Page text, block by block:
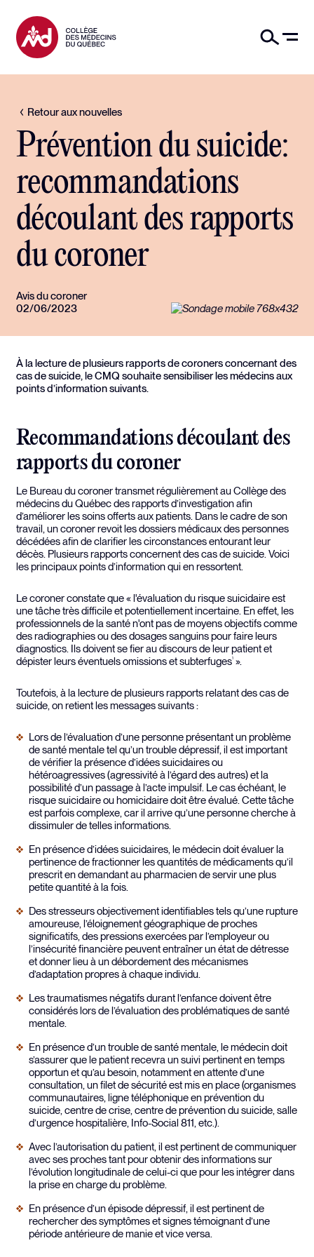
Retour aux nouvelles
Prévention du suicide:
recommandations
découlant des rapports
du coroner
Avis du coroner
02/06/2023
À la lecture de plusieurs rapports de coroners concernant des
cas de suicide, le CMQ souhaite sensibiliser les médecins aux
points d’information suivants.
Recommandations découlant des
rapports du coroner
Le Bureau du coroner transmet régulièrement au Collège des
médecins du Québec des rapports d’investigation afin
d’améliorer les soins offerts aux patients. Dans le cadre de son
travail, un coroner revoit les dossiers médicaux des personnes
décédées afin de clarifier les circonstances entourant leur
décès. Plusieurs rapports concernent des cas de suicide. Voici
les principaux points d’information qui en ressortent.
Le coroner constate que « l'évaluation du risque suicidaire est
une tâche très difficile et potentiellement incertaine. En effet, les
professionnels de la santé n'ont pas de moyens objectifs comme
des radiographies ou des dosages sanguins pour faire leurs
diagnostics. Ils doivent se fier au discours de leur patient et
dépister leurs éventuels omissions et subterfuges1 ».
Toutefois, à la lecture de plusieurs rapports relatant des cas de
suicide, on retient les messages suivants :
Lors de l’évaluation d’une personne présentant un problème
de santé mentale tel qu’un trouble dépressif, il est important
de vérifier la présence d’idées suicidaires ou
hétéroagressives (agressivité à l’égard des autres) et la
possibilité d’un passage à l’acte impulsif. Le cas échéant, le
risque suicidaire ou homicidaire doit être évalué. Cette tâche
est parfois complexe, car il arrive qu’une personne cherche à
dissimuler de telles informations.
En présence d’idées suicidaires, le médecin doit évaluer la
pertinence de fractionner les quantités de médicaments qu’il
prescrit en demandant au pharmacien de servir une plus
petite quantité à la fois.
Des stresseurs objectivement identifiables tels qu’une rupture
amoureuse, l’éloignement géographique de proches
significatifs, des pressions exercées par l’employeur ou
l’insécurité financière peuvent entraîner un état de détresse
et donner lieu à un débordement des mécanismes
d’adaptation propres à chaque individu.
Les traumatismes négatifs durant l’enfance doivent être
considérés lors de l’évaluation des problématiques de santé
mentale.
En présence d’un trouble de santé mentale, le médecin doit
s’assurer que le patient recevra un suivi pertinent en temps
opportun et qu’au besoin, notamment en attente d’une
consultation, un filet de sécurité est mis en place (organismes
communautaires, ligne téléphonique en prévention du
suicide, centre de crise, centre de prévention du suicide, salle
d’urgence hospitalière, Info-Social 811, etc.).
Avec l’autorisation du patient, il est pertinent de communiquer
avec ses proches tant pour obtenir des informations sur
l’évolution longitudinale de celui-ci que pour les intégrer dans
la prise en charge du problème.
En présence d’un épisode dépressif, il est pertinent de
rechercher des symptômes et signes témoignant d’une
période antérieure de manie et vice versa.